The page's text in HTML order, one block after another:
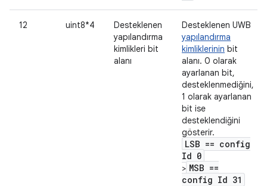
12 uint8*4
Desteklenen
yapılandırma
kimlikleri bit
alanı
Desteklenen UWB
yapılandırma
kimliklerinin bit
alanı. 0 olarak
ayarlanan bit,
desteklenmediğini,
1 olarak ayarlanan
bit ise
desteklendiğini
gösterir.
LSB == config
Id 0
> MSB ==
config Id 31